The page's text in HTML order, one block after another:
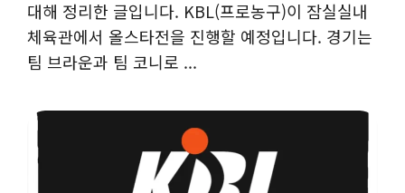
대해 정리한 글입니다. KBL(프로농구)이 잠실실내
체육관에서 올스타전을 진행할 예정입니다. 경기는
팀 브라운과 팀 코니로 ...